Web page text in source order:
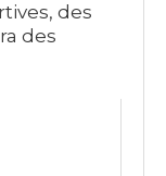
des
des